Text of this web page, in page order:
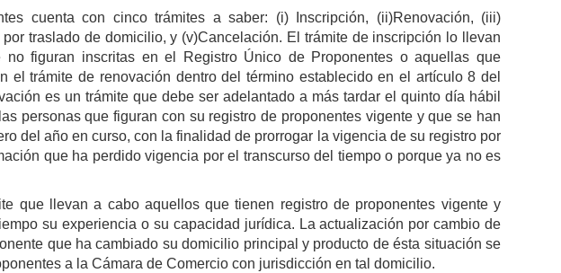
cuenta con cinco trámites a saber: (i) Inscripción, (ii)Renovación, (iii)
traslado de domicilio, y (v)Cancelación. El trámite de inscripción lo llevan
figuran inscritas en el Registro Único de Proponentes o aquellas que
el trámite de renovación dentro del término establecido en el artículo 8 del
es un trámite que debe ser adelantado a más tardar el quinto día hábil
personas que figuran con su registro de proponentes vigente y que se han
del año en curso, con la finalidad de prorrogar la vigencia de su registro por
que ha perdido vigencia por el transcurso del tiempo o porque ya no es
que llevan a cabo aquellos que tienen registro de proponentes vigente y
su experiencia o su capacidad jurídica. La actualización por cambio de
que ha cambiado su domicilio principal y producto de ésta situación se
a la Cámara de Comercio con jurisdicción en tal domicilio.